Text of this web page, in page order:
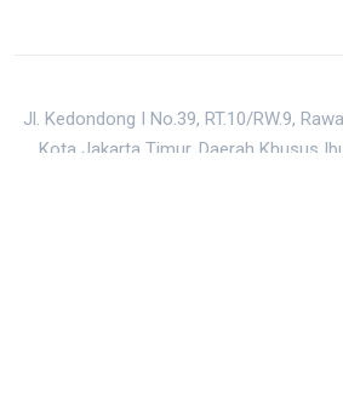
Jl. Kedondong I No.39, RT.10/RW.9,
Kota Jakarta Timur, Daerah Khusus